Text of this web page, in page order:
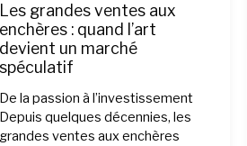
Les grandes ventes aux
enchères : quand l’art
devient un marché
spéculatif
De la passion à l’investissement
Depuis quelques décennies, les
grandes ventes aux enchères